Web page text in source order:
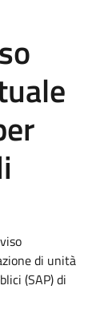
di unità
(SAP) di